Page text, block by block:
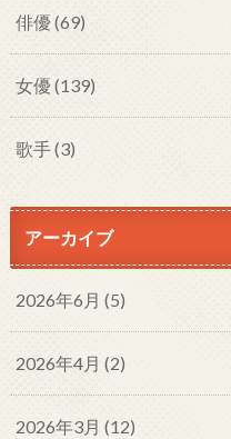
俳優 (69)
女優(139)
歌手(3)
アーカイブ
2026年6月 (5)
2026年4月 (2)
2026年3月 (12)